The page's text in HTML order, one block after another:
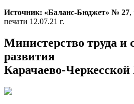
Источник: «Баланс-Бюджет» № 27,
печати 12.07.21 г.
Министерство труда и
развития
Карачаево-Черкесской